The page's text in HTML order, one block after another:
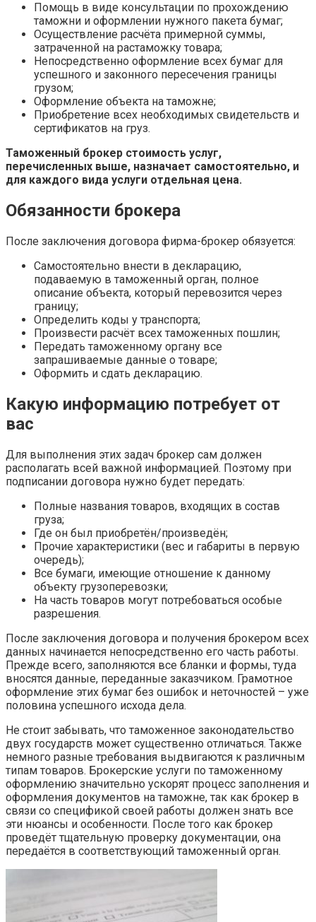
Помощь в виде консультации по прохождению
таможни и оформлении нужного пакета бумаг;
Осуществление расчёта примерной суммы,
затраченной на растаможку товара;
Непосредственно оформление всех бумаг для
успешного и законного пересечения границы
грузом;
Оформление объекта на таможне;
Приобретение всех необходимых свидетельств и
сертификатов на груз.
Таможенный брокер стоимость услуг,
перечисленных выше, назначает самостоятельно, и
для каждого вида услуги отдельная цена.
Обязанности брокера
После заключения договора фирма-брокер обязуется:
Самостоятельно внести в декларацию,
подаваемую в таможенный орган, полное
описание объекта, который перевозится через
границу;
Определить коды у транспорта;
Произвести расчёт всех таможенных пошлин;
Передать таможенному органу все
запрашиваемые данные о товаре;
Оформить и сдать декларацию.
Какую информацию потребует от
вас
Для выполнения этих задач брокер сам должен
располагать всей важной информацией. Поэтому при
подписании договора нужно будет передать:
Полные названия товаров, входящих в состав
груза;
Где он был приобретён/произведён;
Прочие характеристики (вес и габариты в первую
очередь);
Все бумаги, имеющие отношение к данному
объекту грузоперевозки;
На часть товаров могут потребоваться особые
разрешения.
После заключения договора и получения брокером всех
данных начинается непосредственно его часть работы.
Прежде всего, заполняются все бланки и формы, туда
вносятся данные, переданные заказчиком. Грамотное
оформление этих бумаг без ошибок и неточностей – уже
половина успешного исхода дела.
Не стоит забывать, что таможенное законодательство
двух государств может существенно отличаться. Также
немного разные требования выдвигаются к различным
типам товаров. Брокерские услуги по таможенному
оформлению значительно ускорят процесс заполнения и
оформления документов на таможне, так как брокер в
связи со спецификой своей работы должен знать все
эти нюансы и особенности. После того как брокер
проведёт тщательную проверку документации, она
передаётся в соответствующий таможенный орган.